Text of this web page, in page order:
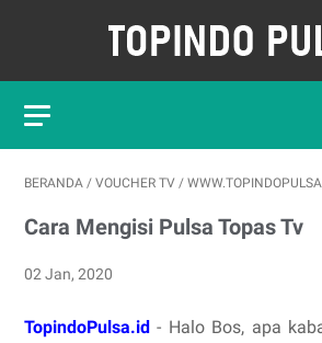
BERANDA / VOUCHER TV /
Cara Mengisi Pulsa Topas Tv
02 Jan, 2020
TopindoPulsa.id - Halo Bos, apa